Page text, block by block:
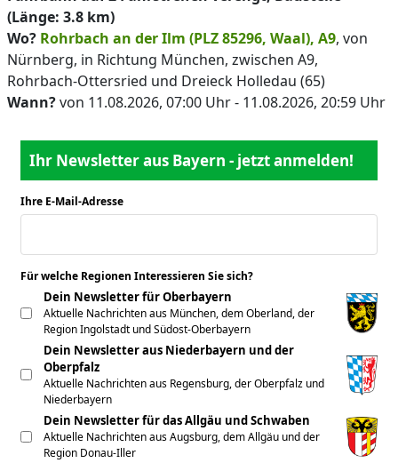
(Länge: 3.8 km)
Wo? Rohrbach an der Ilm (PLZ 85296, Waal), A9, von
Nürnberg, in Richtung München, zwischen A9,
Rohrbach-Ottersried und Dreieck Holledau (65)
Wann?von 11.08.2026, 07:00 Uhr - 11.08.2026, 20:59 Uhr
Ihr Newsletter aus Bayern - jetzt anmelden!
Ihre E-Mail-Adresse
Für welche Regionen Interessieren Sie sich?
Dein Newsletter für Oberbayern
Aktuelle Nachrichten aus München, dem Oberland, der
Region Ingolstadt und Südost-Oberbayern
Dein Newsletter aus Niederbayern und der
Oberpfalz
Aktuelle Nachrichten aus Regensburg, der Oberpfalz und
Niederbayern
Dein Newsletter für das Allgäu und Schwaben
Aktuelle Nachrichten aus Augsburg, dem Allgäu und der
Region Donau-Iller